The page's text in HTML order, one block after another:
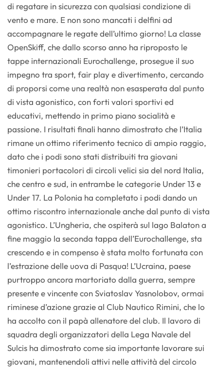
di regatare in sicurezza con qualsiasi condizione di
vento e mare. E non sono mancati i delfini ad
accompagnare le regate dell’ultimo giorno! La classe
OpenSkiff, che dallo scorso anno ha riproposto le
tappe internazionali Eurochallenge, prosegue il suo
impegno tra sport, fair play e divertimento, cercando
di proporsi come una realtà non esasperata dal punto
di vista agonistico, con forti valori sportivi ed
educativi, mettendo in primo piano socialità e
passione. I risultati finali hanno dimostrato che l’Italia
rimane un ottimo riferimento tecnico di ampio raggio,
dato che i podi sono stati distribuiti tra giovani
timonieri portacolori di circoli velici sia del nord Italia,
che centro e sud, in entrambe le categorie Under 13 e
Under 17. La Polonia ha completato i podi dando un
ottimo riscontro internazionale anche dal punto di vista
agonistico. L’Ungheria, che ospiterà sul lago Balaton a
fine maggio la seconda tappa dell’Eurochallenge, sta
crescendo e in compenso è stata molto fortunata con
l’estrazione delle uova di Pasqua! L’Ucraina, paese
purtroppo ancora martoriato dalla guerra, sempre
presente e vincente con Sviatoslav Yasnolobov, ormai
riminese d’azione grazie al Club Nautico Rimini, che lo
ha accolto con il papà allenatore del club. Il lavoro di
squadra degli organizzatori della Lega Navale del
Sulcis ha dimostrato come sia importante lavorare sui
giovani, mantenendoli attivi nelle attività del circolo